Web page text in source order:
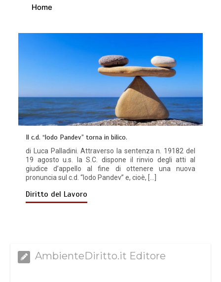
Home
Il c.d. “lodo Pandev” torna in bilico.
di Luca Palladini. Attraverso la sentenza n. 19182 del
19 agosto u.s. la S.C. dispone il rinvio degli atti al
giudice d’appello al fine di ottenere una nuova
pronuncia sul c.d. “lodo Pandev” e, cioè, […]
Diritto del Lavoro
AmbienteDiritto.it Editore